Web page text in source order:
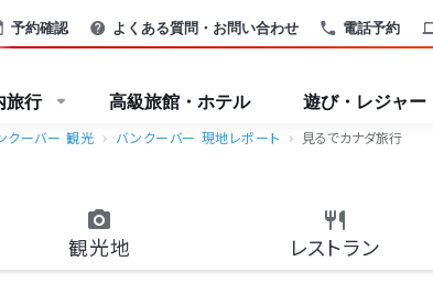
電話予約
予約確認 よくある質問・お問い合わせ
旅行 高級旅館・ホテル 遊び・レジャー
クーバー 観光 バンクーバー 現地レポート 見るでカナダ旅行
観光地 レストラン